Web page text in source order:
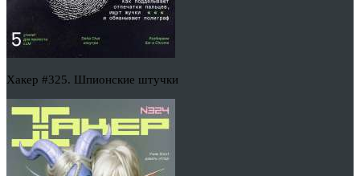
Хакер #325. Шпионские штучки